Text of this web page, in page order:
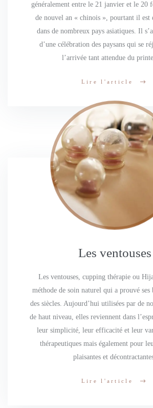
généralement entre le 21 janvier et le 20
de nouvel an « chinois », pourtant il est
dans de nombreux pays asiatiques. Il
d’une célébration des paysans qui se
l’arrivée tant attendue du
Lire l'article
Les ventouses
Les ventouses, cupping thérapie ou
méthode de soin naturel qui a prouvé ses
des siècles. Aujourd’hui utilisées par de
de haut niveau, elles reviennent dans
leur simplicité, leur efficacité et leur
thérapeutiques mais également pour
plaisantes et
Lire l'article